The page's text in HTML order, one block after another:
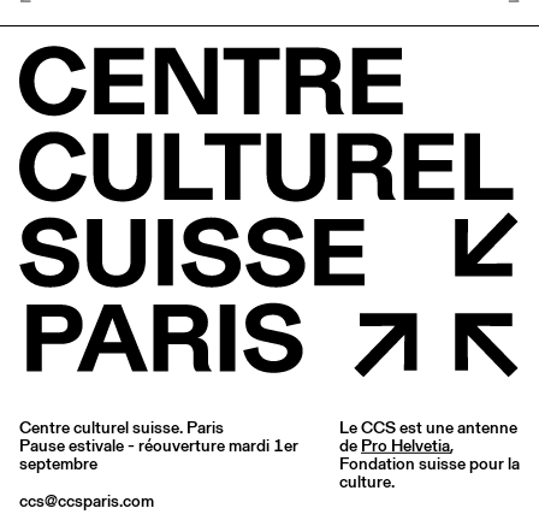
Centre culturel suisse. Paris
Pause estivale - réouverture mardi 1er
septembre
ccs@ccsparis.com
Le CCS est une antenne
de Pro Helvetia,
Fondation suisse pour la
culture.